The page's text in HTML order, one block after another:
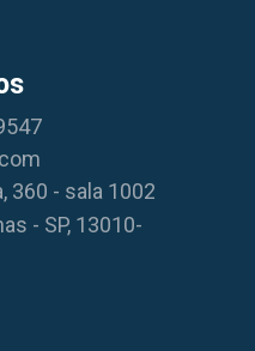
360 - sala 1002
- SP, 13010-